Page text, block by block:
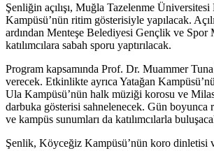
Şenliğin açılışı, Muğla Tazelenme
Kampüsü’nün ritim gösterisiyle yapılacak.
ardından Menteşe Belediyesi Gençlik ve Spor
katılımcılara sabah sporu yaptırılacak.
Program kapsamında Prof. Dr. Muammer Tuna
verecek. Etkinlikte ayrıca Yatağan
Ula Kampüsü’nün halk müziği korosu ve
darbuka gösterisi sahnelenecek. Gün boyunca
ve kampüs sunumları da katılımcılarla
Şenlik, Köyceğiz Kampüsü’nün koro dinletisi